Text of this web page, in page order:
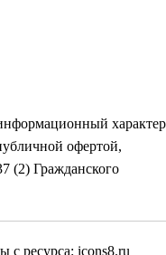
характер
офертой,
(2) Гражданского
с ресурса: icons8.ru